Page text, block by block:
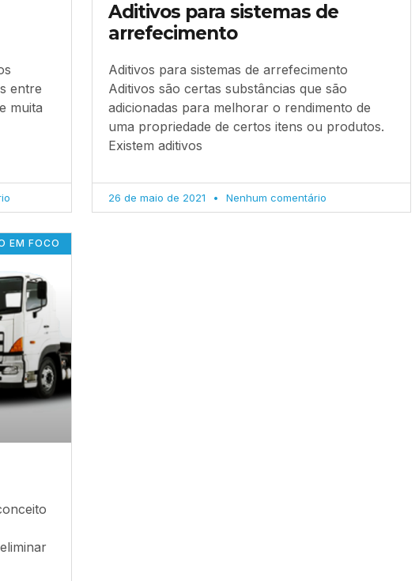
entre
muita
Aditivos para sistemas de
arrefecimento
Aditivos para sistemas de arrefecimento
Aditivos são certas substâncias que são
adicionadas para melhorar o rendimento de
uma propriedade de certos itens ou produtos.
Existem aditivos
26 de maio de 2021 Nenhum comentário
EM FOCO